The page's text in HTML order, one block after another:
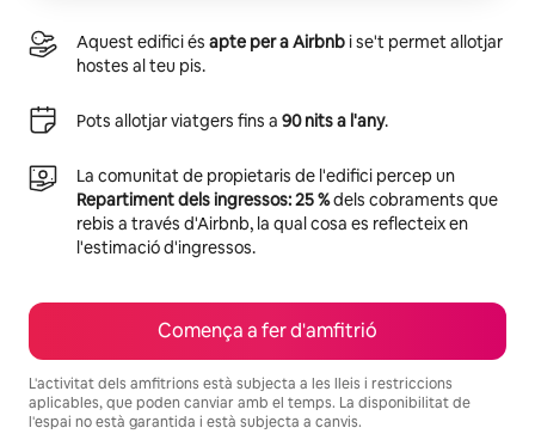
Aquest edifici és apte per a Airbnb i se't permet allotjar
hostes al teu pis.
Pots allotjar viatgers fins a 90 nits a l'any.
La comunitat de propietaris de l'edifici percep un
Repartiment dels ingressos: 25 %dels cobraments que
rebis a través d'Airbnb, la qual cosa es reflecteix en
l'estimació d'ingressos.
Comença a fer d'amfitrió
L'activitat dels amfitrions està subjecta a les lleis i restriccions
aplicables, que poden canviar amb el temps. La disponibilitat de
l'espai no està garantida i està subjecta a canvis.